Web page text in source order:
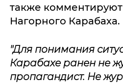
также комментируют
Нагорного Карабаха.
"Для понимания
Карабахе ранен не
пропагандист. Не